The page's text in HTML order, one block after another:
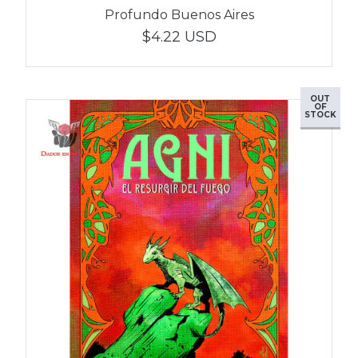
Profundo Buenos Aires
$4.22 USD
OUT
OF
STOCK